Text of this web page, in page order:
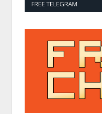
FREE TELEGRAM